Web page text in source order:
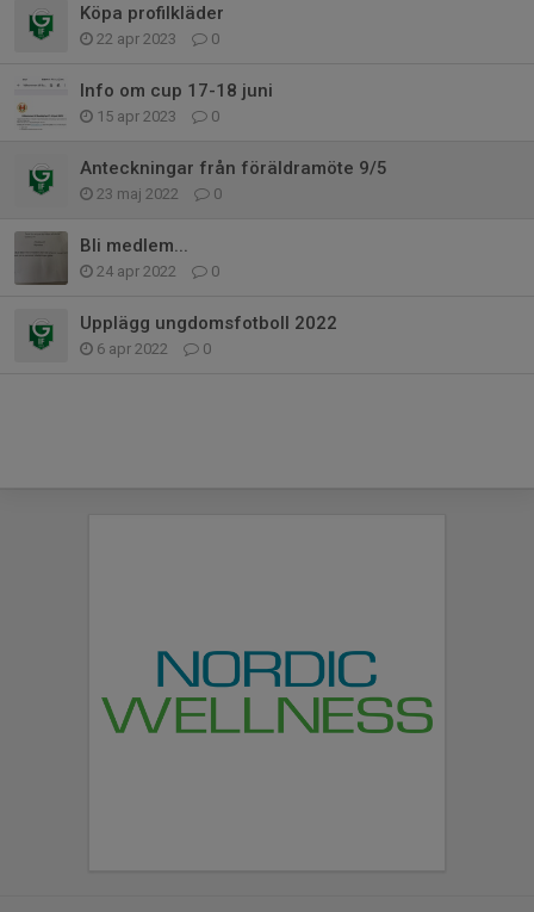
Köpa profilkläder
22 apr 2023 0
Info om cup 17-18 juni
15 apr 2023 0
Anteckningar från föräldramöte 9/5
23 maj 2022 0
Bli medlem...
24 apr 2022 0
Upplägg ungdomsfotboll 2022
6 apr 2022 0